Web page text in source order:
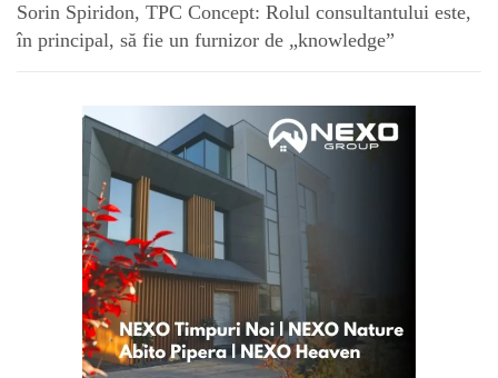
Sorin Spiridon, TPC Concept: Rolul consultantului este,
în principal, să fie un furnizor de „knowledge”